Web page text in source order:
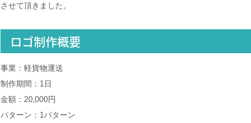
させて頂きました。
ロゴ制作概要
事業：軽貨物運送
制作期間：1日
金額：20,000円
パターン：1パターン